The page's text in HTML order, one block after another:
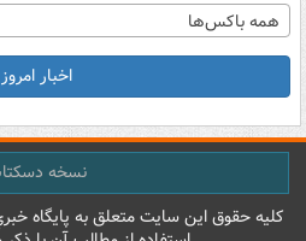
همه باکس‌ها
اخبار امروز
نسخه
کليه حقوق اين سايت متعلق به پایگاه